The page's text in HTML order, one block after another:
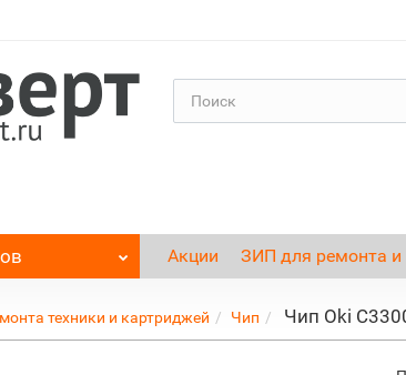
Акции ЗИП для ремонта и
техники и картриджей Чип Чип Oki